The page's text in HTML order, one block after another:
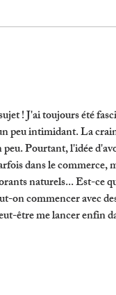
! J'ai toujours été
peu intimidant. La
Pourtant, l'idée
dans le commerce,
naturels... Est-ce
on commencer avec
être me lancer enfin